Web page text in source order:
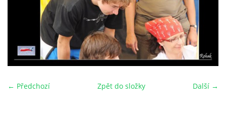
← Předchozí Další →
Zpět do složky